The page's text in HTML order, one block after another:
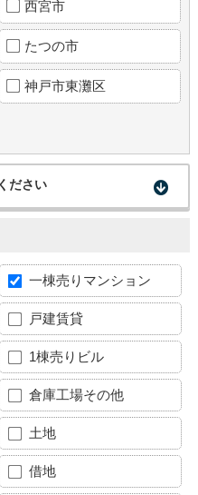
西宮市
たつの市
神戸市東灘区
ださい
一棟売りマンション
戸建賃貸
1棟売りビル
倉庫工場その他
土地
借地